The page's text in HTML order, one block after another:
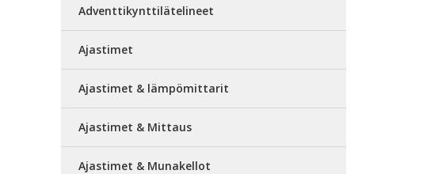
Adventtikynttilätelineet
Ajastimet
Ajastimet & lämpömittarit
Ajastimet & Mittaus
Ajastimet & Munakellot